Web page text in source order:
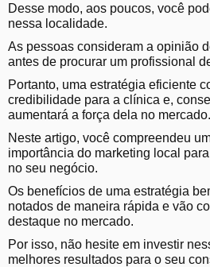
Desse modo, aos poucos, você
nessa localidade.
As pessoas consideram a opinião
antes de procurar um profissional
Portanto, uma estratégia eficiente
credibilidade para a clínica e,
aumentará a força dela no mercado.
Neste artigo, você compreendeu
importância do marketing local
no seu negócio.
Os benefícios de uma estratégia
notados de maneira rápida e vão
destaque no mercado.
Por isso, não hesite em investir
melhores resultados para o seu